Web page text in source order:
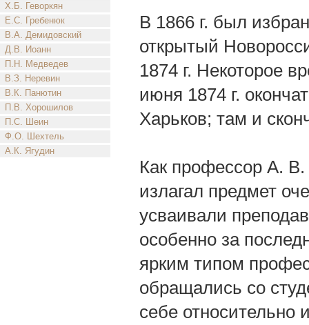
Х.Б. Геворкян
Е.С. Гребенюк
В.А. Демидовский
Д.В. Иоанн
П.Н. Медведев
В.З. Неревин
В.К. Панютин
П.В. Хорошилов
П.С. Шеин
Ф.О. Шехтель
А.К. Ягудин
В 1866 г. был
открытый
1874 г. Некоторое
июня 1874 г.
Харьков; там и
Как профессор А.
излагал предмет
усваивали
особенно за
ярким типом
обращались со
себе относительно